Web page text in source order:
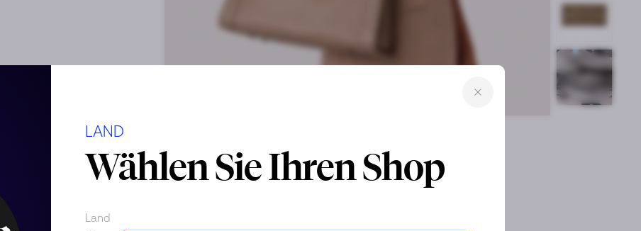
LAND
Wählen Sie Ihren Shop
Land